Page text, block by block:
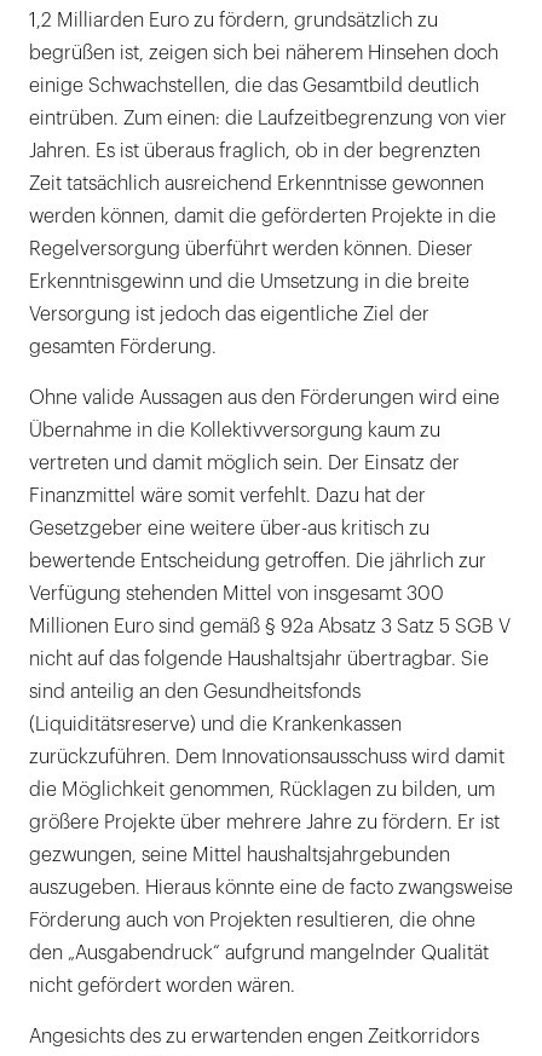
1,2 Milliarden Euro zu fördern, grundsätzlich zu
begrüßen ist, zeigen sich bei näherem Hinsehen doch
einige Schwachstellen, die das Gesamtbild deutlich
eintrüben. Zum einen: die Laufzeitbegrenzung von vier
Jahren. Es ist überaus fraglich, ob in der begrenzten
Zeit tatsächlich ausreichend Erkenntnisse gewonnen
werden können, damit die geförderten Projekte in die
Regelversorgung überführt werden können. Dieser
Erkenntnisgewinn und die Umsetzung in die breite
Versorgung ist jedoch das eigentliche Ziel der
gesamten Förderung.
Ohne valide Aussagen aus den Förderungen wird eine
Übernahme in die Kollektivversorgung kaum zu
vertreten und damit möglich sein. Der Einsatz der
Finanzmittel wäre somit verfehlt. Dazu hat der
Gesetzgeber eine weitere über-aus kritisch zu
bewertende Entscheidung getroffen. Die jährlich zur
Verfügung stehenden Mittel von insgesamt 300
Millionen Euro sind gemäß § 92a Absatz 3 Satz 5 SGB V
nicht auf das folgende Haushaltsjahr übertragbar. Sie
sind anteilig an den Gesundheitsfonds
(Liquiditätsreserve) und die Krankenkassen
zurückzuführen. Dem Innovationsausschuss wird damit
die Möglichkeit genommen, Rücklagen zu bilden, um
größere Projekte über mehrere Jahre zu fördern. Er ist
gezwungen, seine Mittel haushaltsjahrgebunden
auszugeben. Hieraus könnte eine de facto zwangsweise
Förderung auch von Projekten resultieren, die ohne
den „Ausgabendruck“ aufgrund mangelnder Qualität
nicht gefördert worden wären.
Angesichts des zu erwartenden engen Zeitkorridors